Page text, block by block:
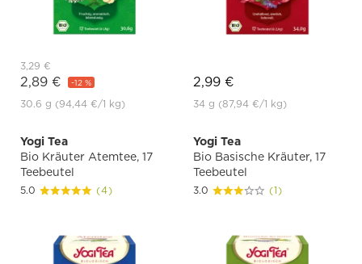
3,29 €
2,89 € -12 %
30.6 g (94,44 €/1 kg)
2,99 €
34 g (87,94 €/1 kg)
Yogi Tea
Bio Kräuter Atemtee, 17
Teebeutel
5.0 (4)
Yogi Tea
Bio Basische Kräuter, 17
Teebeutel
3.0 (1)